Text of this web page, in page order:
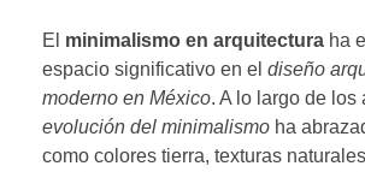
El minimalismo en arquitectura ha
espacio significativo en el diseño
moderno en México. A lo largo de los
evolución del minimalismo ha
como colores tierra, texturas